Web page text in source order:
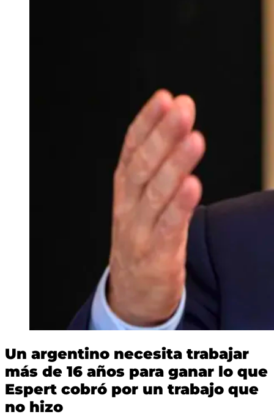
Un argentino necesita trabajar
más de 16 años para ganar lo que
Espert cobró por un trabajo que
no hizo